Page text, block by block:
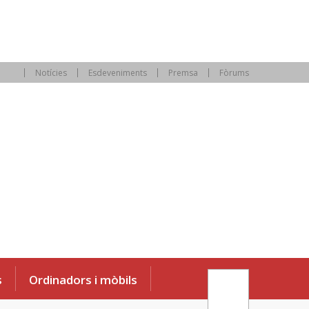
Notícies Esdeveniments Premsa Fòrums
Ordinadors i mòbils